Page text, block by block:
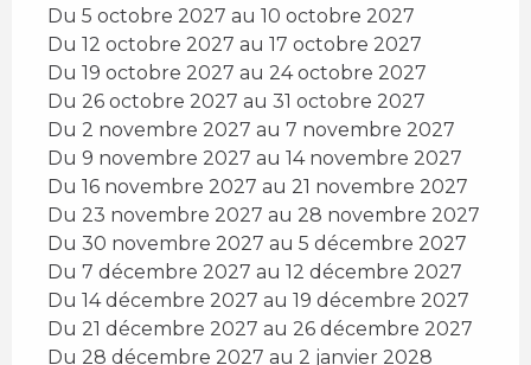
Du 5 octobre 2027 au 10 octobre 2027
Du 12 octobre 2027 au 17 octobre 2027
Du 19 octobre 2027 au 24 octobre 2027
Du 26 octobre 2027 au 31 octobre 2027
Du 2 novembre 2027 au 7 novembre 2027
Du 9 novembre 2027 au 14 novembre 2027
Du 16 novembre 2027 au 21 novembre 2027
Du 23 novembre 2027 au 28 novembre 2027
Du 30 novembre 2027 au 5 décembre 2027
Du 7 décembre 2027 au 12 décembre 2027
Du 14 décembre 2027 au 19 décembre 2027
Du 21 décembre 2027 au 26 décembre 2027
Du 28 décembre 2027 au 2 janvier 2028